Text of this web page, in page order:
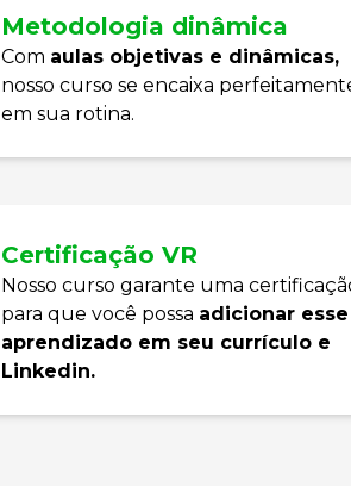
Metodologia dinâmica
Com aulas objetivas e dinâmicas,
nosso curso se encaixa
em sua rotina.
Certificação VR
Nosso curso garante uma
para que você possa adicionar esse
aprendizado em seu currículo e
Linkedin.